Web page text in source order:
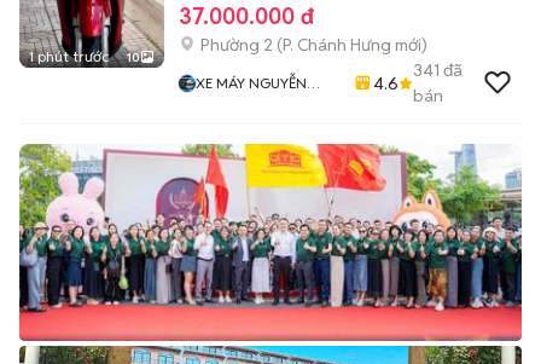
1 phút trước 10
37.000.000 đ
Phường 2 (P. Chánh Hưng mới)
XE MÁY NGUYỄN
4.6
341 đã
bán